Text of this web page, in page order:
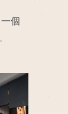
個